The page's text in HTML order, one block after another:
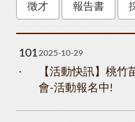
徵才 報告書
1012025-10-29
【活動快訊】桃竹
會-活動報名中!